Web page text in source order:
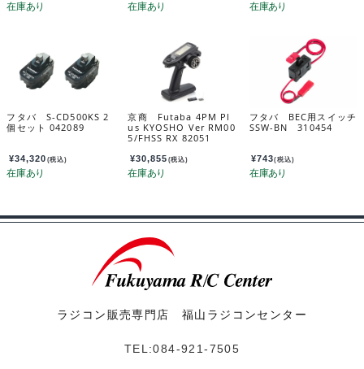
フタバ S-CD500KS 2
個セット 042089
¥34,320 (税込)
京商 Futaba 4PM Pl
us KYOSHO Ver RM00
5/FHSS RX 82051
¥30,855 (税込)
フタバ BEC用スイッチ
SSW-BN 310454
¥743(税込)
ラジコン販売専門店 福山ラジコンセンター
TEL:084-921-7505